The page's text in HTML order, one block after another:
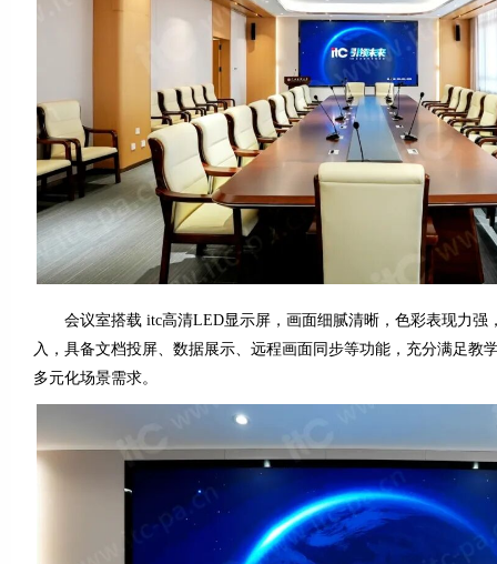
会议室搭载 itc高清LED显示屏，画面细腻清晰，色彩表现力强
入，具备文档投屏、数据展示、远程画面同步等功能，充分满足教
多元化场景需求。